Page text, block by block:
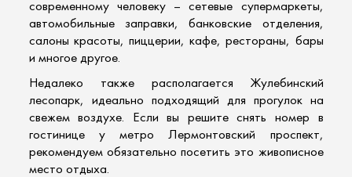
современному человеку – сетевые супермаркеты,
автомобильные заправки, банковские отделения,
салоны красоты, пиццерии, кафе, рестораны, бары
и многое другое.
Недалеко также располагается Жулебинский
лесопарк, идеально подходящий для прогулок на
свежем воздухе. Если вы решите снять номер в
гостинице у метро Лермонтовский проспект,
рекомендуем обязательно посетить это живописное
место отдыха.